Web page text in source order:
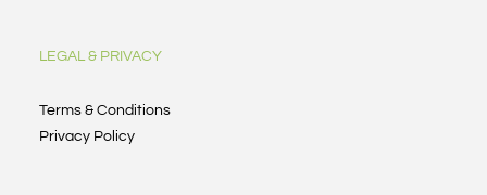
LEGAL & PRIVACY
Terms & Conditions
Privacy Policy